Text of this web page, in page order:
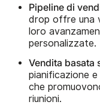
Pipeline di
drop offre una
loro
personalizzate.
Vendita basata
pianificazione
che
riunioni.